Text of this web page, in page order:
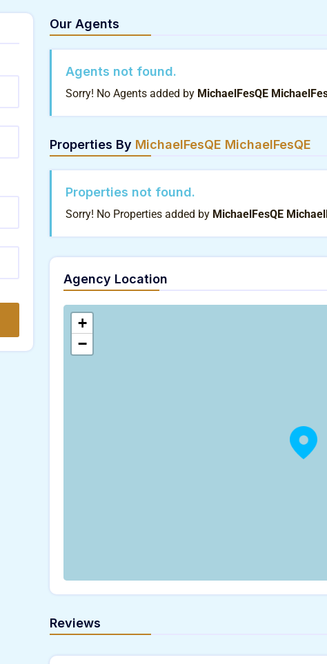
Our Agents
Agents not found.
Sorry! No Agents added by MichaelFesQE
Properties By MichaelFesQE MichaelFesQE
Properties not found.
Sorry! No Properties added by MichaelFesQE
Agency Location
+
−
Reviews